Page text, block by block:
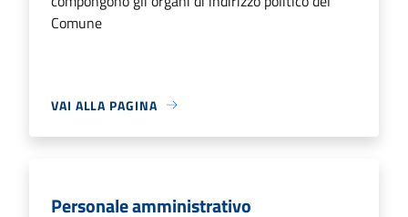
Comune
VAI ALLA PAGINA
Personale amministrativo